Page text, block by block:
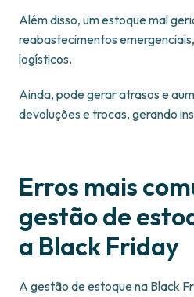
Além disso, um estoque mal
reabastecimentos
logísticos.
Ainda, pode gerar atrasos e
devoluções e trocas, gerando
Erros mais
gestão de
a Black Friday
A gestão de estoque na Black